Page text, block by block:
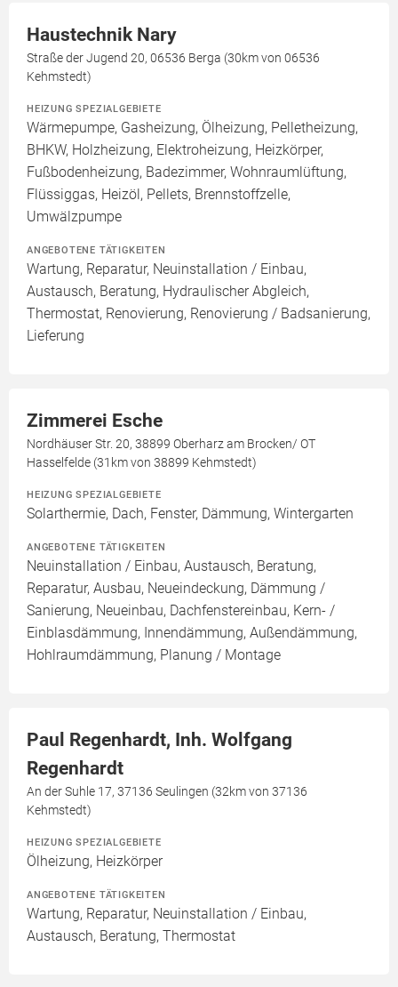
Haustechnik Nary
Straße der Jugend 20, 06536 Berga (30km von 06536
Kehmstedt)
HEIZUNG SPEZIALGEBIETE
Wärmepumpe, Gasheizung, Ölheizung, Pelletheizung,
BHKW, Holzheizung, Elektroheizung, Heizkörper,
Fußbodenheizung, Badezimmer, Wohnraumlüftung,
Flüssiggas, Heizöl, Pellets, Brennstoffzelle,
Umwälzpumpe
ANGEBOTENE TÄTIGKEITEN
Wartung, Reparatur, Neuinstallation / Einbau,
Austausch, Beratung, Hydraulischer Abgleich,
Thermostat, Renovierung, Renovierung / Badsanierung,
Lieferung
Zimmerei Esche
Nordhäuser Str. 20, 38899 Oberharz am Brocken/ OT
Hasselfelde (31km von 38899 Kehmstedt)
HEIZUNG SPEZIALGEBIETE
Solarthermie, Dach, Fenster, Dämmung, Wintergarten
ANGEBOTENE TÄTIGKEITEN
Neuinstallation / Einbau, Austausch, Beratung,
Reparatur, Ausbau, Neueindeckung, Dämmung /
Sanierung, Neueinbau, Dachfenstereinbau, Kern- /
Einblasdämmung, Innendämmung, Außendämmung,
Hohlraumdämmung, Planung / Montage
Paul Regenhardt, Inh. Wolfgang
Regenhardt
An der Suhle 17, 37136 Seulingen (32km von 37136
Kehmstedt)
HEIZUNG SPEZIALGEBIETE
Ölheizung, Heizkörper
ANGEBOTENE TÄTIGKEITEN
Wartung, Reparatur, Neuinstallation / Einbau,
Austausch, Beratung, Thermostat